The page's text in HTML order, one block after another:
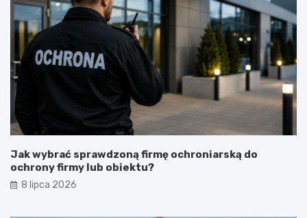
Jak wybrać sprawdzoną firmę ochroniarską do
ochrony firmy lub obiektu?
8 lipca 2026